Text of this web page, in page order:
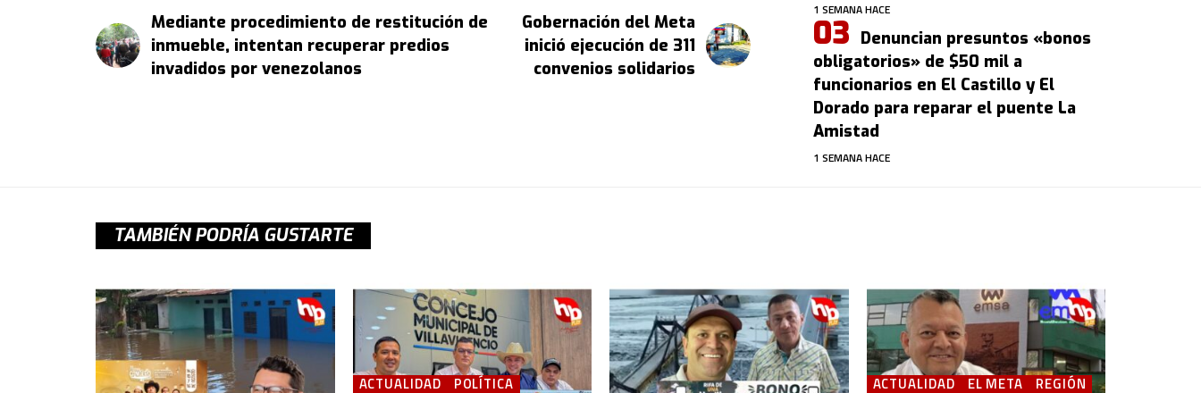
Mediante procedimiento de restitución de
inmueble, intentan recuperar predios
invadidos por venezolanos
Gobernación del Meta
inició ejecución de 311
convenios solidarios
1 SEMANA HACE
Denuncian presuntos «bonos
obligatorios» de $50 mil a
funcionarios en El Castillo y El
Dorado para reparar el puente La
Amistad
1 SEMANA HACE
TAMBIÉN PODRÍA GUSTARTE
ACTUALIDAD
POLÍTICA
ACTUALIDAD EL META
REGIÓN